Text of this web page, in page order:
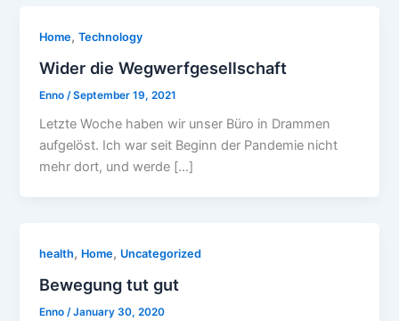
Home,Technology
Wider die Wegwerfgesellschaft
Enno /September 19, 2021
Letzte Woche haben wir unser Büro in Drammen
aufgelöst. Ich war seit Beginn der Pandemie nicht
mehr dort, und werde […]
health, Home, Uncategorized
Bewegung tut gut
Enno/January 30, 2020